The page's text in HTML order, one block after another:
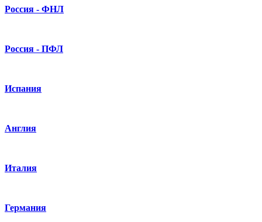
Россия - ФНЛ
Россия - ПФЛ
Испания
Англия
Италия
Германия